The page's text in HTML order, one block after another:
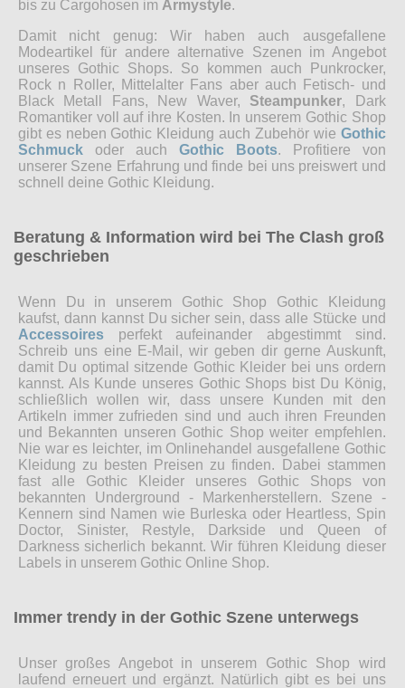
bis zu Cargohosen im Armystyle.
Damit nicht genug: Wir haben auch ausgefallene
Modeartikel für andere alternative Szenen im Angebot
unseres Gothic Shops. So kommen auch Punkrocker,
Rock n Roller, Mittelalter Fans aber auch Fetisch- und
Black Metall Fans, New Waver, Steampunker, Dark
Romantiker voll auf ihre Kosten. In unserem Gothic Shop
gibt es neben Gothic Kleidung auch Zubehör wie Gothic
Schmuck oder auch Gothic Boots. Profitiere von
unserer Szene Erfahrung und finde bei uns preiswert und
schnell deine Gothic Kleidung.
Beratung & Information wird bei The Clash groß
geschrieben
Wenn Du in unserem Gothic Shop Gothic Kleidung
kaufst, dann kannst Du sicher sein, dass alle Stücke und
Accessoires perfekt aufeinander abgestimmt sind.
Schreib uns eine E-Mail, wir geben dir gerne Auskunft,
damit Du optimal sitzende Gothic Kleider bei uns ordern
kannst. Als Kunde unseres Gothic Shops bist Du König,
schließlich wollen wir, dass unsere Kunden mit den
Artikeln immer zufrieden sind und auch ihren Freunden
und Bekannten unseren Gothic Shop weiter empfehlen.
Nie war es leichter, im Onlinehandel ausgefallene Gothic
Kleidung zu besten Preisen zu finden. Dabei stammen
fast alle Gothic Kleider unseres Gothic Shops von
bekannten Underground - Markenherstellern. Szene -
Kennern sind Namen wie Burleska oder Heartless, Spin
Doctor, Sinister, Restyle, Darkside und Queen of
Darkness sicherlich bekannt. Wir führen Kleidung dieser
Labels in unserem Gothic Online Shop.
Immer trendy in der Gothic Szene unterwegs
Unser großes Angebot in unserem Gothic Shop wird
laufend erneuert und ergänzt. Natürlich gibt es bei uns